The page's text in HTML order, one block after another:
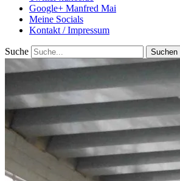
Google+ Manfred Mai
Meine Socials
Kontakt / Impressum
Suche